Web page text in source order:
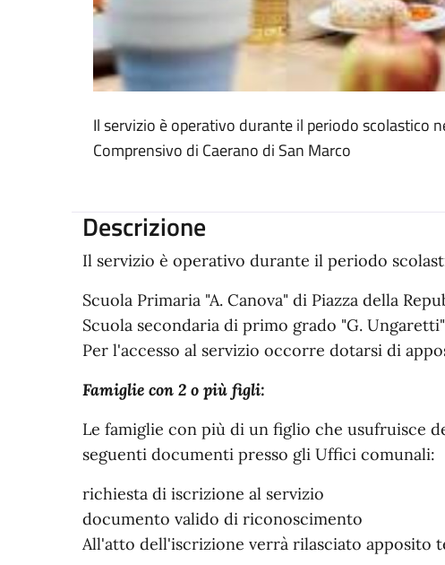
Il servizio è operativo durante il periodo scolastico
Comprensivo di Caerano di San Marco
Descrizione
Il servizio è operativo durante il periodo
Scuola Primaria "A. Canova" di Piazza della
Scuola secondaria di primo grado "G.
Per l'accesso al servizio occorre dotarsi di
Famiglie con 2 o più figli:
Le famiglie con più di un figlio che usufruisce
seguenti documenti presso gli Uffici comunali:
richiesta di iscrizione al servizio
documento valido di riconoscimento
All'atto dell'iscrizione verrà rilasciato apposito